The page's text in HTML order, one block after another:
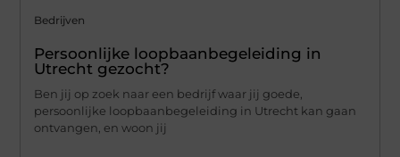
Bedrijven
Persoonlijke loopbaanbegeleiding in
Utrecht gezocht?
Ben jij op zoek naar een bedrijf waar jij goede,
persoonlijke loopbaanbegeleiding in Utrecht kan gaan
ontvangen, en woon jij